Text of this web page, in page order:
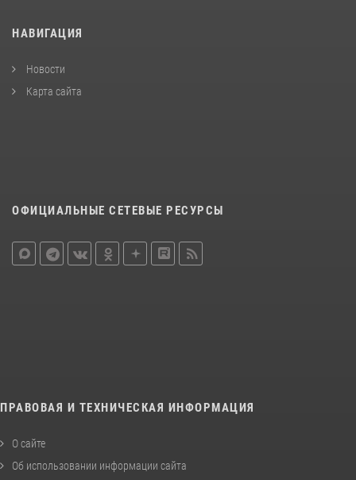
НАВИГАЦИЯ
Новости
Карта сайта
ОФИЦИАЛЬНЫЕ СЕТЕВЫЕ РЕСУРСЫ
ПРАВОВАЯ И ТЕХНИЧЕСКАЯ ИНФОРМАЦИЯ
О сайте
Об использовании информации сайта